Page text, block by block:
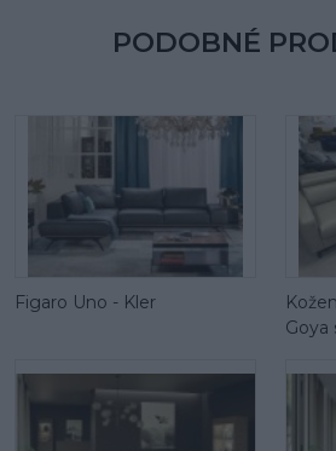
PODOBNÉ
Figaro Uno - Kler
Goya